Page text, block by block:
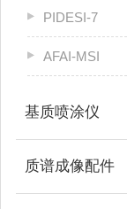
PIDESI-7
AFAI-MSI
基质喷涂仪
质谱成像配件